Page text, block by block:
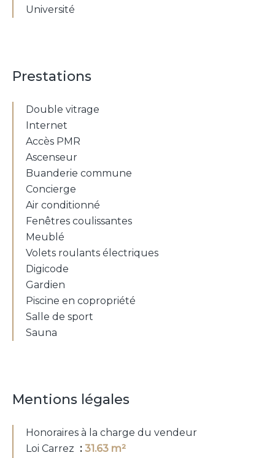
Université
Prestations
Double vitrage
Internet
Accès PMR
Ascenseur
Buanderie commune
Concierge
Air conditionné
Fenêtres coulissantes
Meublé
Volets roulants électriques
Digicode
Gardien
Piscine en copropriété
Salle de sport
Sauna
Mentions légales
Honoraires à la charge du vendeur
Loi Carrez
31.63 m²